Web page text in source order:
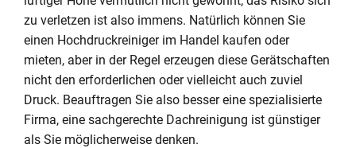
zu verletzen ist also immens. Natürlich können Sie
einen Hochdruckreiniger im Handel kaufen oder
mieten, aber in der Regel erzeugen diese Gerätschaften
nicht den erforderlichen oder vielleicht auch zuviel
Druck. Beauftragen Sie also besser eine spezialisierte
Firma, eine sachgerechte Dachreinigung ist günstiger
als Sie möglicherweise denken.